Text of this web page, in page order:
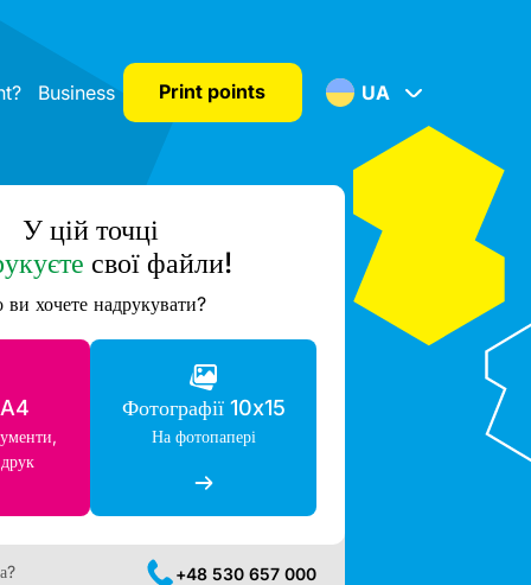
Business Print points UA
У цій точці
свої файли!
хочете надрукувати?
Фотографії 10x15
На фотопапері
+48 530 657 000